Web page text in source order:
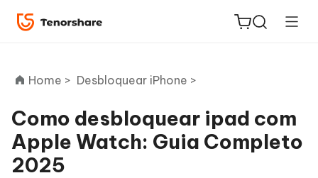
ReiBoot
for iOS
Home > Desbloquear iPhone >
Como desbloquear ipad com
Apple Watch: Guia Completo
2025